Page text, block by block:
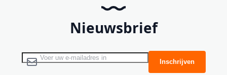
Nieuwsbrief
Abonneer u op onze nieuwsbrief Inschrijven